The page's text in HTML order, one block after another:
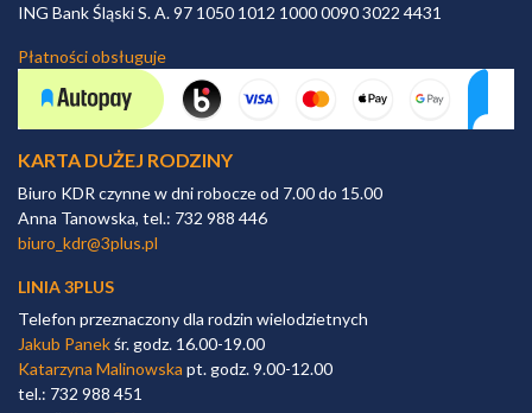
ING Bank Śląski S. A. 97 1050 1012 1000 0090 3022 4431
Płatności obsługuje
KARTA DUŻEJ RODZINY
Biuro KDR czynne w dni robocze od 7.00 do 15.00
Anna Tanowska, tel.: 732 988 446
biuro_kdr@3plus.pl
LINIA 3PLUS
Telefon przeznaczony dla rodzin wielodzietnych
Jakub Panekśr. godz. 16.00-19.00
Katarzyna Malinowska pt. godz. 9.00-12.00
tel.: 732 988 451